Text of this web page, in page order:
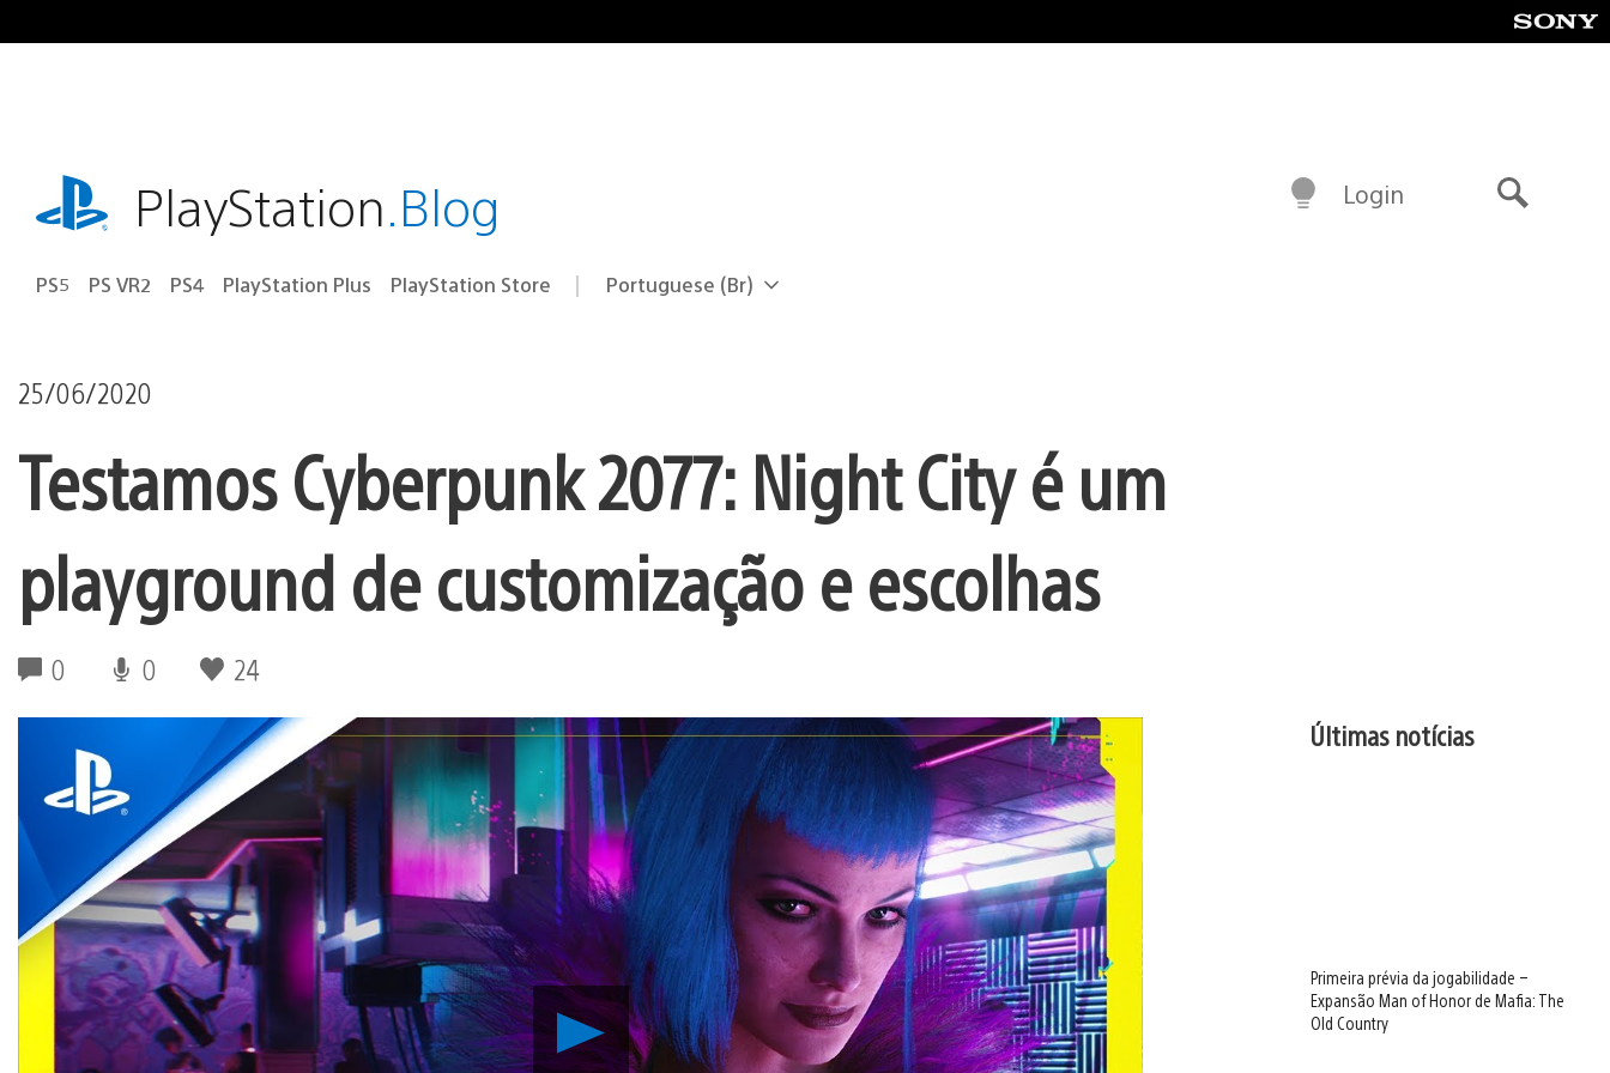
para
playstation.comPlayStation.Blog
PS5 PS VR2 PS4 PlayStation Plus PlayStation Store Selecione
Região
Portuguese (Br)
Login
25/06/2020
Testamos Cyberpunk 2077: Night City é um
playground de customização e escolhas
0 0 24
Reproduzir
Testamos
Cyberpunk
Últimas notícias
Primeira prévia da jogabilidade –
Expansão Man of Honor de Mafia: The
Old Country